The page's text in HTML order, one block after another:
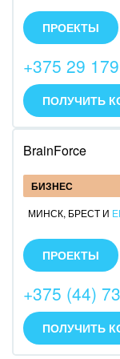
Infinity call-
ПРОЕКТЫ
+375 29
ПОЛУЧИТЬ
BrainForce
БИЗНЕС
МИНСК, БРЕСТ И
торговые
интеграций и
продакшн офис.
ПРОЕКТЫ
+375 (44)
ПОЛУЧИТЬ